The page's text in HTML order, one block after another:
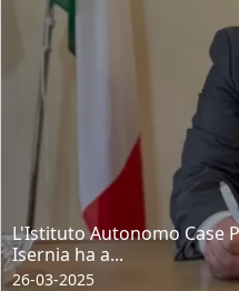
L'Istituto Autonomo Case
Isernia ha a...
26-03-2025